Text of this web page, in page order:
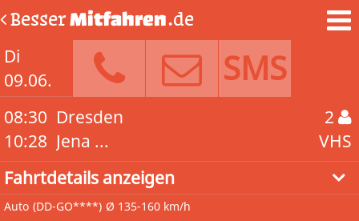
BesserMitfahren.de
Di
09.06.
SMS
08:30
10:28
Dresden
Jena ...
2
VHS
Fahrtdetails anzeigen
Auto (DD-GO****) Ø 135-160 km/h